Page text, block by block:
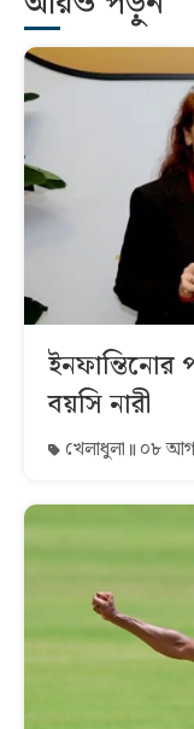
বয়সি নারী
খেলাধুলা ০৮